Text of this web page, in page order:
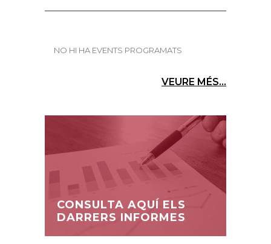
NO HI HA EVENTS PROGRAMATS
VEURE MÉS...
CONSULTA AQUÍ ELS
DARRERS INFORMES